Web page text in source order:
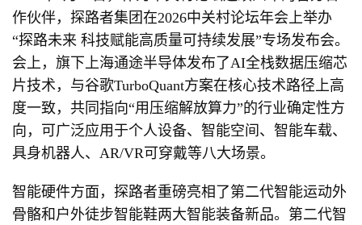
作伙伴，探路者集团在2026中关村论坛年会上举办
“探路未来 科技赋能高质量可持续发展”专场发布会。
会上，旗下上海通途半导体发布了AI全栈数据压缩芯
片技术，与谷歌TurboQuant方案在核心技术路径上高
度一致，共同指向“用压缩解放算力”的行业确定性方
向，可广泛应用于个人设备、智能空间、智能车载、
具身机器人、AR/VR可穿戴等八大场景。
智能硬件方面，探路者重磅亮相了第二代智能运动外
骨骼和户外徒步智能鞋两大智能装备新品。第二代智